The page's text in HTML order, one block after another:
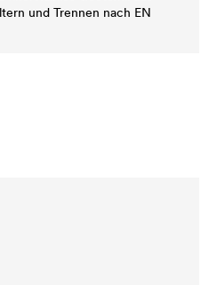
und Trennen nach EN